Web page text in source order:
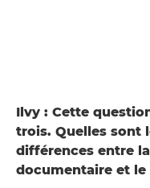
Ilvy : Cette
trois. Quelles sont
différences entre
documentaire et le